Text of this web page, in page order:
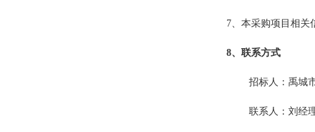
7、 本采购项目相关
8、联系方式
招标人：禹城
联系人：刘经